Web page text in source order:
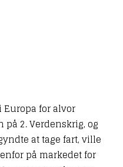
begyndte at
ved at tune
navnet at dukke på
løb rundt om i
for alvor
2. Verdenskrig, og
at tage fart, ville
på markedet for